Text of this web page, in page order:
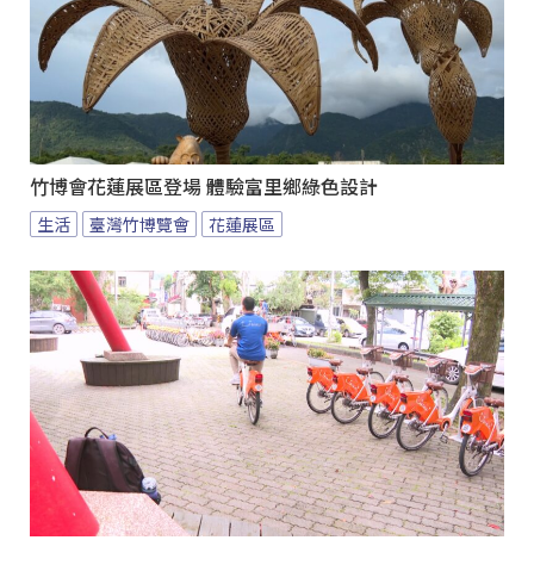
竹博會花蓮展區登場 體驗富里鄉綠色設計
生活 臺灣竹博覽會 花蓮展區